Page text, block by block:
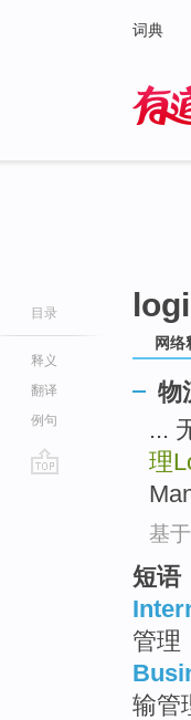
词典
目录
释义
翻译
例句
网络
物
...
理
基
短语
管理
输管